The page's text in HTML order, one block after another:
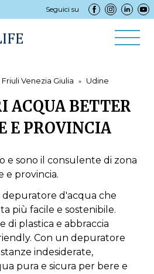
Seguici su
Friuli Venezia Giulia Udine
ACQUA BETTER
E PROVINCIA
e sono il consulente di zona
e provincia.
depuratore d'acqua che
più facile e sostenibile.
di plastica e abbraccia
Con un depuratore
indesiderate,
pura e sicura per bere e